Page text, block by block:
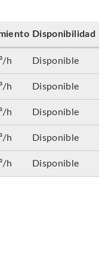
Disponibilidad
h Disponible
h Disponible
h Disponible
h Disponible
h Disponible